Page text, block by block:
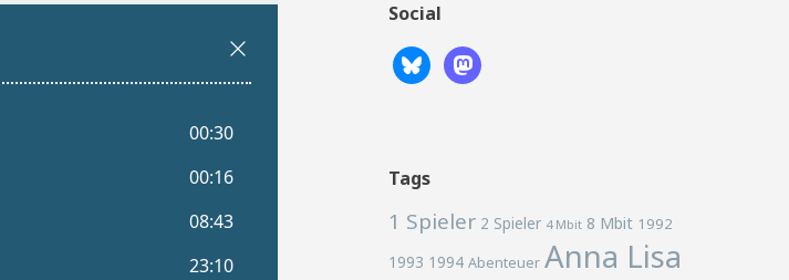
Social
Tags
1 Spieler 2 Spieler 4 Mbit 8 Mbit 1992
1993 1994 Abenteuer Anna Lisa